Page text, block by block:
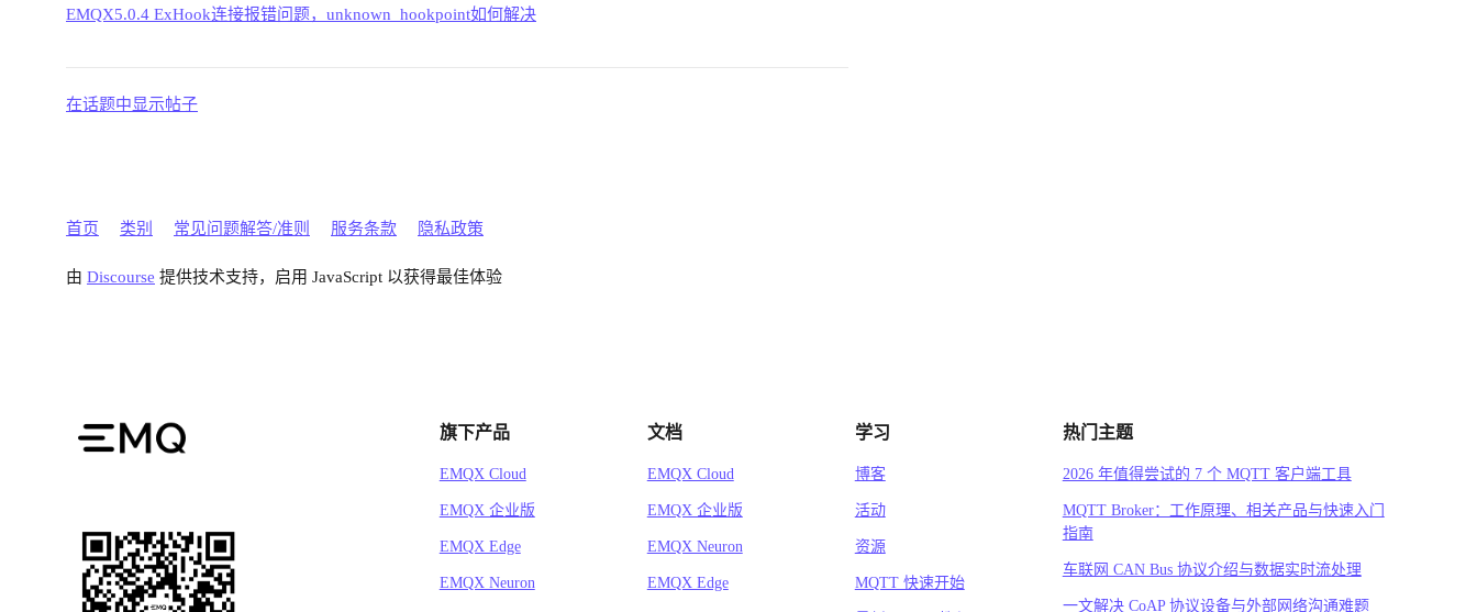
EMQX5.0.4 ExHook连接报错问题，unknown_hookpoint如何解决
在话题中显示帖子
首页 类别 常见问题解答/准则 服务条款 隐私政策
由 Discourse 提供技术支持，启用 JavaScript 以获得最佳体验
旗下产品
EMQX Cloud
EMQX 企业版
EMQX Edge
EMQX Neuron
文档
EMQX Cloud
EMQX 企业版
EMQX Neuron
EMQX Edge
学习
博客
活动
资源
MQTT 快速开始
热门主题
2026 年值得尝试的 7 个 MQTT 客户端工具
MQTT Broker：工作原理、相关产品与快速入门
指南
车联网 CAN Bus 协议介绍与数据实时流处理
一文解决 CoAP 协议设备与外部网络沟通难题